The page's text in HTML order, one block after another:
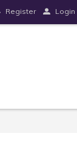
Register Login